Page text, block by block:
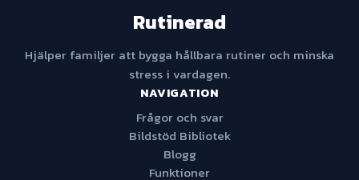
Rutinerad
Hjälper familjer att bygga hållbara rutiner och minska
stress i vardagen.
NAVIGATION
Frågor och svar
Bildstöd Bibliotek
Blogg
Funktioner